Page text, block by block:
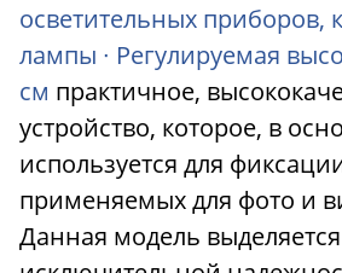
осветительных приборов,
лампы ∙ Регулируемая
см практичное,
устройство, которое, в
используется для
применяемых для фото и
Данная модель